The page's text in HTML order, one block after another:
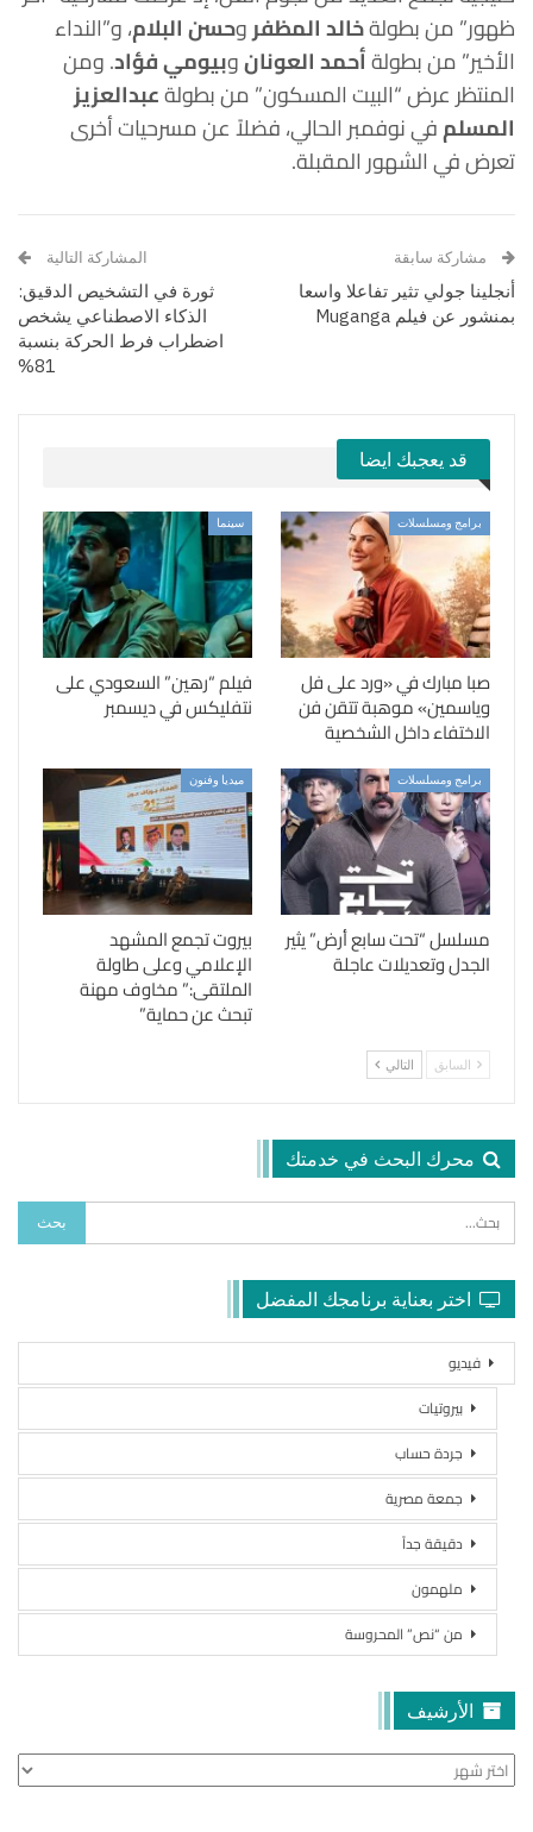
ظهور” من بطولةخالد المظفروحسن البلام، و”النداء
الأخير” من بطولةأحمد العونانوبيومي فؤاد. ومن
المنتظر عرض “البيت المسكون” من بطولةعبدالعزيز
المسلمفي نوفمبر الحالي، فضلاً عن مسرحيات أخرى
تعرض في الشهور المقبلة.
مشاركة سابقة
أنجلينا جولي تثير تفاعلا واسعا
بمنشور عن فيلم Muganga
المشاركة التالية
ثورة في التشخيص الدقيق:
الذكاء الاصطناعي يشخص
اضطراب فرط الحركة بنسبة
81%
قد يعجبك ايضا
برامج ومسلسلات
صبا مبارك في «ورد على فل
وياسمين» موهبة تتقن فن
الاختفاء داخل الشخصية
سينما
فيلم “رهين” السعودي على
نتفليكس في ديسمبر
برامج ومسلسلات
مسلسل “تحت سابع أرض” يثير
الجدل وتعديلات عاجلة
ميديا وفنون
بيروت تجمع المشهد
الإعلامي وعلى طاولة
الملتقى:” مخاوف مهنة
تبحث عن حماية”
السابق التالي
محرك البحث في خدمتك
اختر بعناية برنامجك المفضل
فيديو
بيروتيات
جردة حساب
جمعة مصرية
دقيقة جداً
ملهمون
من “نص” المحروسة
الأرشيف
الأرشيف